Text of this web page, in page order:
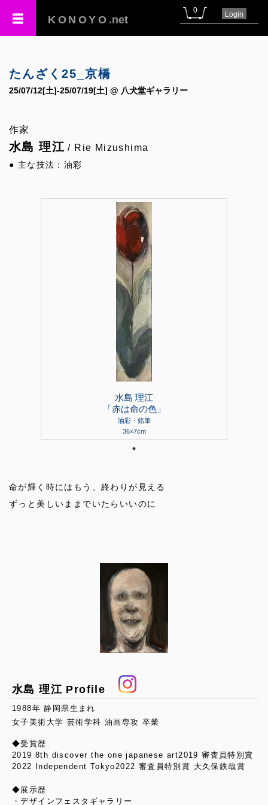
KONOYO .net
0 Login
たんざく25_京橋
25/07/12[土]-25/07/19[土] @ 八犬堂ギャラリー
作家
水島 理江 / Rie Mizushima
● 主な技法：油彩
水島 理江
「赤は命の色」
油彩・鉛筆
36×7cm
命が輝く時にはもう、終わりが見える
ずっと美しいままでいたらいいのに
水島 理江 Profile
1988年 静岡県生まれ
女子美術大学 芸術学科 油画専攻 卒業
◆受賞歴
2019 8th discover the one japanese art2019 審査員特別賞
2022 Independent Tokyo2022 審査員特別賞 大久保鉄哉賞
◆展示歴
・デザインフェスタギャラリー